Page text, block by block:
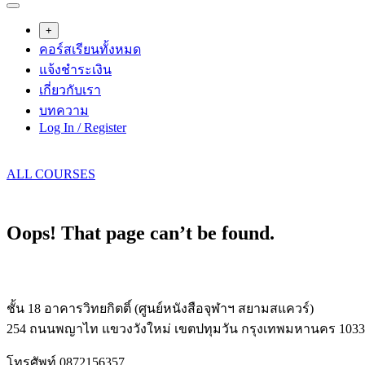
+
คอร์สเรียนทั้งหมด
แจ้งชำระเงิน
เกี่ยวกับเรา
บทความ
Log In / Register
ALL COURSES
Oops! That page can’t be found.
ชั้น 18 อาคารวิทยกิตติ์ (ศูนย์หนังสือจุฬาฯ สยามสแควร์)
254 ถนนพญาไท แขวงวังใหม่ เขตปทุมวัน กรุงเทพมหานคร
โทรศัพท์ 0872156357